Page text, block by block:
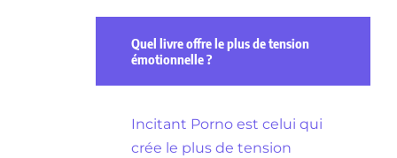
Quel livre offre le plus de tension
émotionnelle ?
Incitant Porno est celui qui
crée le plus de tension